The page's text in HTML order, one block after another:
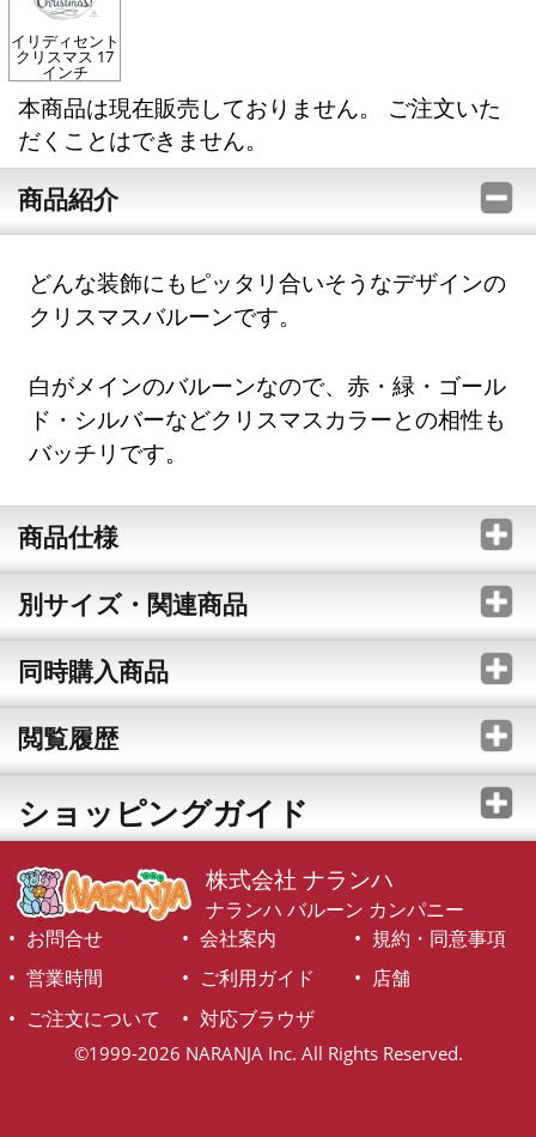
イリディセント
クリスマス 17
インチ
本商品は現在販売しておりません。 ご注文いた
だくことはできません。
商品紹介
どんな装飾にもピッタリ合いそうなデザインの
クリスマスバルーンです。
白がメインのバルーンなので、赤・緑・ゴール
ド・シルバーなどクリスマスカラーとの相性も
バッチリです。
商品仕様
別サイズ・関連商品
同時購入商品
閲覧履歴
ショッピングガイド
株式会社 ナランハ
ナランハ バルーン カンパニー
お問合せ
会社案内
規約・同意事項
営業時間
ご利用ガイド
店舗
ご注文について
対応ブラウザ
©1999-2026 NARANJA Inc. All Rights Reserved.